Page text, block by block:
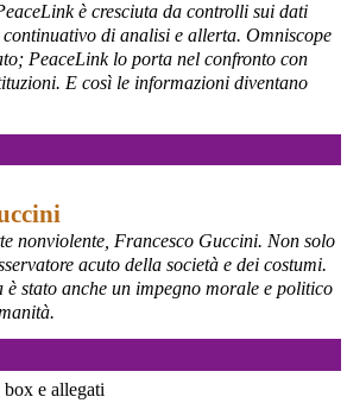
08/0
Urso ha sottolineato come il Governo
prendere atto della decisione della Corte
che il provvedimento è già stato
procedura di vendita. “Alla luce del
– Jindal ha presentato una proposta
aziendale che tiene conto della
e che i commissari stanno valutando”.
è cresciuta da controlli sui dati
di analisi e allerta. Omniscope
PeaceLink lo porta nel confronto con
E così le informazioni diventano
nonviolente, Francesco Guccini. Non solo
acuto della società e dei costumi.
stato anche un impegno morale e politico
e allegati